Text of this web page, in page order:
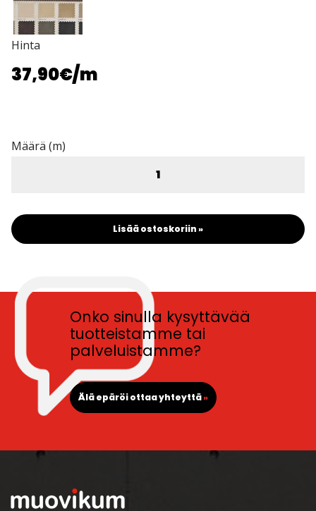
Hinta
37,90€/m
Määrä (m)
Lisää ostoskoriin »
Onko sinulla kysyttävää
tuotteistamme tai
palveluistamme?
Älä epäröi ottaa yhteyttä»